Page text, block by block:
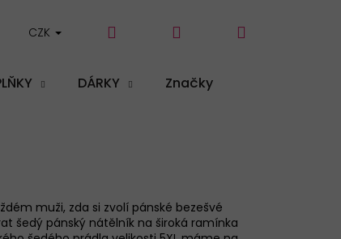
DÁRKY Značky
CZK Přihlášení
m muži, zda si zvolí pánské bezešvé
šedý pánský nátělník na široká ramínka